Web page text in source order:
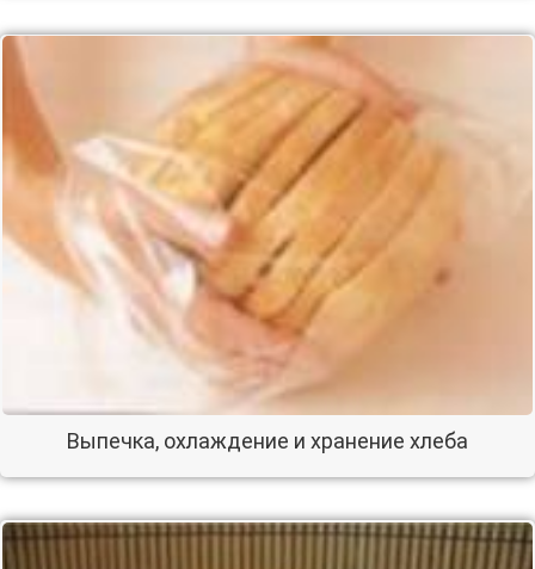
Выпечка, охлаждение и хранение хлеба